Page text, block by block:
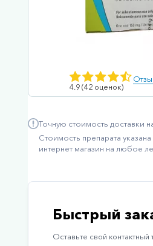
4.9 (42 оценок)
Точную стоимость доставки
Стоимость препарата
интернет магазин на любое
Быстрый
Оставьте свой